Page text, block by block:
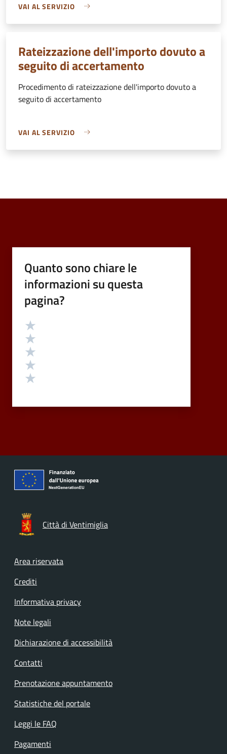
VAI AL SERVIZIO
Rateizzazione dell'importo dovuto a
seguito di accertamento
Procedimento di rateizzazione dell'importo dovuto a
seguito di accertamento
VAI AL SERVIZIO
Quanto sono chiare le
informazioni su questa
pagina?
Valutazione
Città di Ventimiglia
Footer menu
Area riservata
Crediti
Informativa privacy
Note legali
Dichiarazione di accessibilità
Contatti
Prenotazione appuntamento
Statistiche del portale
Leggi le FAQ
Pagamenti